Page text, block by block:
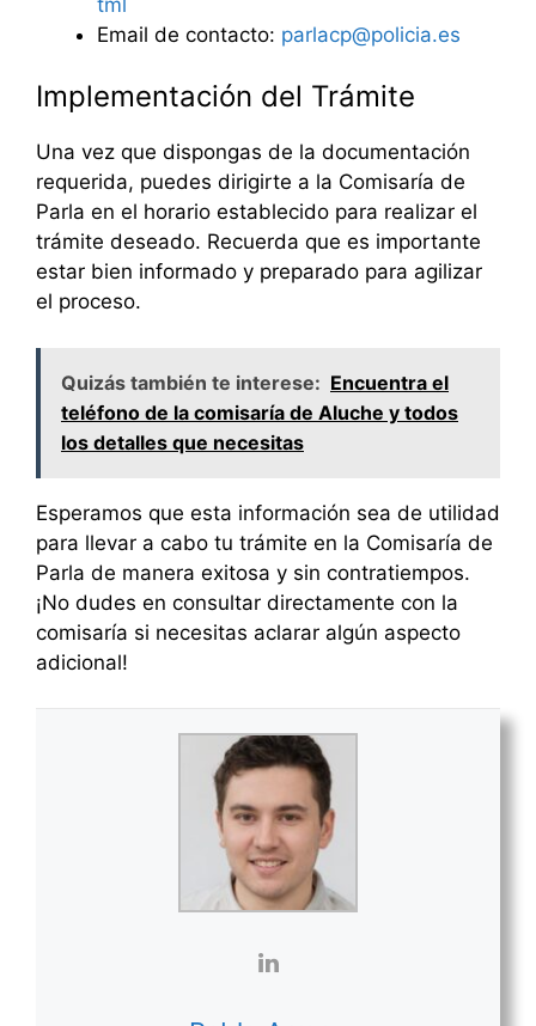
Email de contacto: parlacp@policia.es
Implementación del Trámite
Una vez que dispongas de la documentación
requerida, puedes dirigirte a la Comisaría de
Parla en el horario establecido para realizar el
trámite deseado. Recuerda que es importante
estar bien informado y preparado para agilizar
el proceso.
Quizás también te interese: Encuentra el
teléfono de la comisaría de Aluche y todos
los detalles que necesitas
Esperamos que esta información sea de utilidad
para llevar a cabo tu trámite en la Comisaría de
Parla de manera exitosa y sin contratiempos.
¡No dudes en consultar directamente con la
comisaría si necesitas aclarar algún aspecto
adicional!